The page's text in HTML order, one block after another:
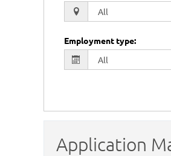
Employment type:
Application